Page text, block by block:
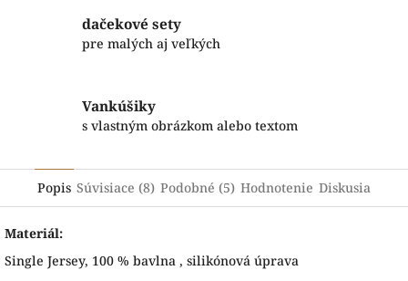
dačekové sety
pre malých aj veľkých
Vankúšiky
s vlastným obrázkom alebo textom
Popis Súvisiace (8) Podobné (5) Hodnotenie Diskusia
Materiál:
Single Jersey, 100 % bavlna , silikónová úprava